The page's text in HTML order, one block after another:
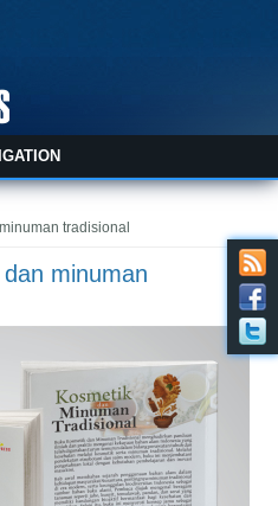
tradisional
minuman